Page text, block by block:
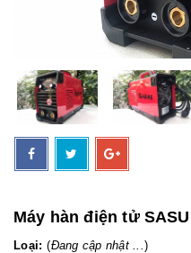
Máy hàn điện tử
Loại: (Đang cập nhật ... )